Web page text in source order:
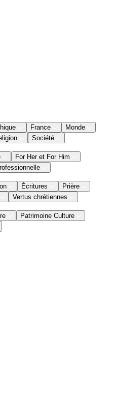
France
Monde
Société
For Her et For Him
Écritures
Prière
Vertus chrétiennes
Patrimoine Culture